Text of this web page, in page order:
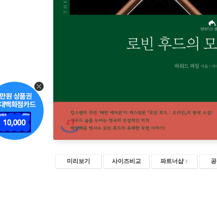
미리보기 사이즈비교 파트너샵